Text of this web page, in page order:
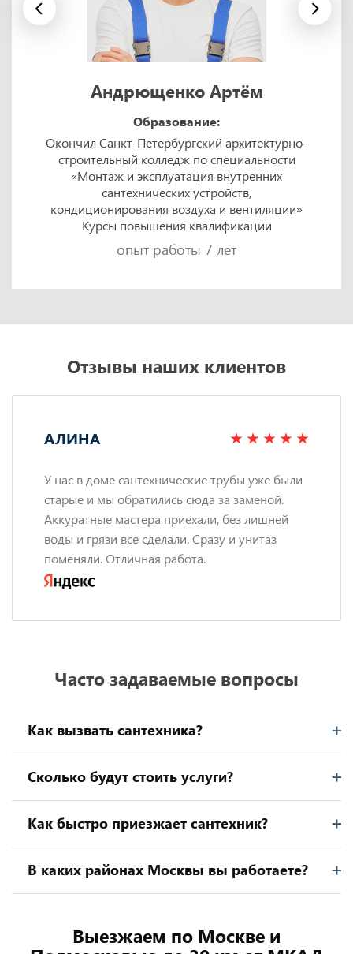
Андрющенко Артём
Образование:
Окончил Санкт-Петербургский архитектурно-
строительный колледж по специальности
«Монтаж и эксплуатация внутренних
сантехнических устройств,
кондиционирования воздуха и вентиляции»
Курсы повышения квалификации
опыт работы 7 лет
Отзывы наших клиентов
АЛИНА
У нас в доме сантехнические трубы уже были
старые и мы обратились сюда за заменой.
Аккуратные мастера приехали, без лишней
воды и грязи все сделали. Сразу и унитаз
поменяли. Отличная работа.
Часто задаваемые вопросы
Как вызвать сантехника?
Сколько будут стоить услуги?
Как быстро приезжает сантехник?
В каких районах Москвы вы работаете?
Выезжаем по Москве и